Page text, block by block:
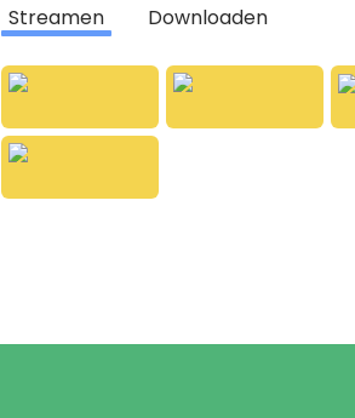
in gewohntem Stil von Toy Story
Kinoabenteuer und ist ein Muss für
Streamen Downloaden